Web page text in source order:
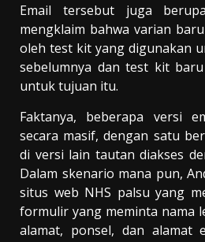
Email tersebut juga
mengklaim bahwa varian
oleh test kit yang digunakan
sebelumnya dan test kit
untuk tujuan itu.
Faktanya, beberapa versi
secara masif, dengan satu
di versi lain tautan diakses
Dalam skenario mana pun,
situs web NHS palsu yang
formulir yang meminta nama
alamat, ponsel, dan alamat